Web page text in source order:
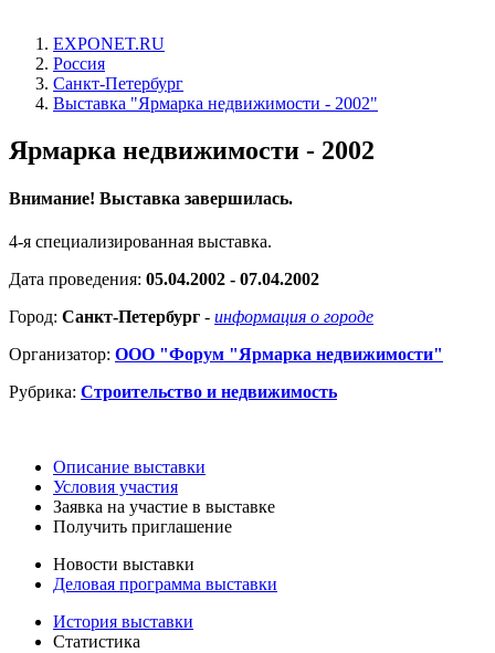
EXPONET.RU
Россия
Санкт-Петербург
Выставка "Ярмарка недвижимости - 2002"
Ярмарка недвижимости - 2002
Внимание! Выставка завершилась.
4-я cпециализированная выставка.
Дата проведения: 05.04.2002 - 07.04.2002
Город: Санкт-Петербург - информация о городе
Организатор: ООО "Форум "Ярмарка недвижимости"
Рубрика: Строительство и недвижимость
Описание выставки
Условия участия
Заявка на участие в выставке
Получить приглашение
Новости выставки
Деловая программа выставки
История выставки
Статистика